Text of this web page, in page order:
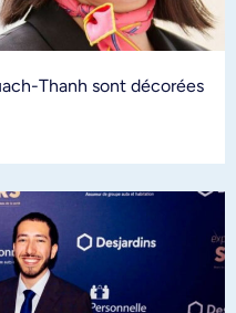
Thanh sont décorées